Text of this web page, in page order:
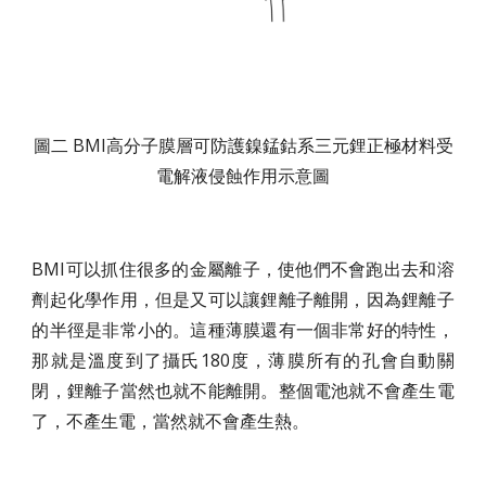
圖二 BMI高分子膜層可防護鎳錳鈷系三元鋰正極材料受
電解液侵蝕作用示意圖
BMI可以抓住很多的金屬離子，使他們不會跑出去和溶
劑起化學作用，但是又可以讓鋰離子離開，因為鋰離子
的半徑是非常小的。這種薄膜還有一個非常好的特性，
那就是溫度到了攝氏180度，薄膜所有的孔會自動關
閉，鋰離子當然也就不能離開。整個電池就不會產生電
了，不產生電，當然就不會產生熱。